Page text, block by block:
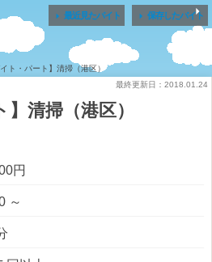
 最近見たバイト  保存したバイト
ト・パート】清掃（港区）
最終更新日：2018.01.24
】清掃（港区）
円
～